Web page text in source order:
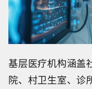
基层医疗机构涵盖
院、村卫生室、诊